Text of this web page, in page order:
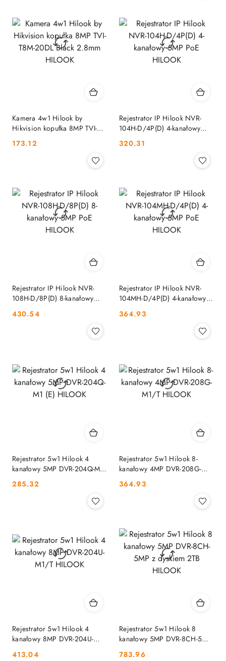
Kamera 4w1 Hilook by
Hikvision kopułka 8MP TVI-
HILOOK
Cena:
173.12
Rejestrator IP Hilook NVR-
104H-D/4P(D) 4-kanałowy
Cena:
320.31
Rejestrator IP Hilook NVR-
108H-D/8P(D) 8-kanałowy
Cena:
430.54
Rejestrator IP Hilook NVR-
104MH-D/4P(D) 4-kanałowy
Cena:
364.93
Rejestrator 5w1 Hilook 4
kanałowy 5MP DVR-204Q-M1
Cena:
285.32
Rejestrator 5w1 Hilook 8-
kanałowy 4MP DVR-208G-
Cena:
364.93
Rejestrator 5w1 Hilook 4
kanałowy 8MP DVR-204U-
Cena:
413.04
Rejestrator 5w1 Hilook 8
kanałowy 5MP DVR-8CH-5MP
Cena:
783.96